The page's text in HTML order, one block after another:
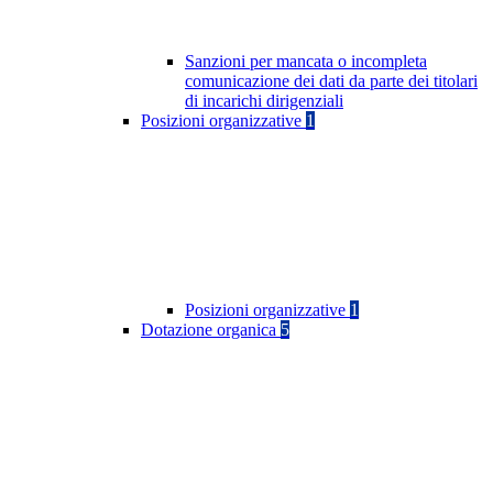
Sanzioni per mancata o incompleta
comunicazione dei dati da parte dei titolari
di incarichi dirigenziali
Posizioni organizzative 1
Posizioni organizzative 1
Dotazione organica 5